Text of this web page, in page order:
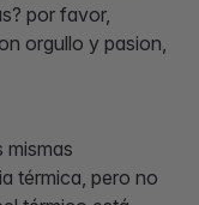
por favor,
orgullo y pasion,
mismas
térmica, pero no